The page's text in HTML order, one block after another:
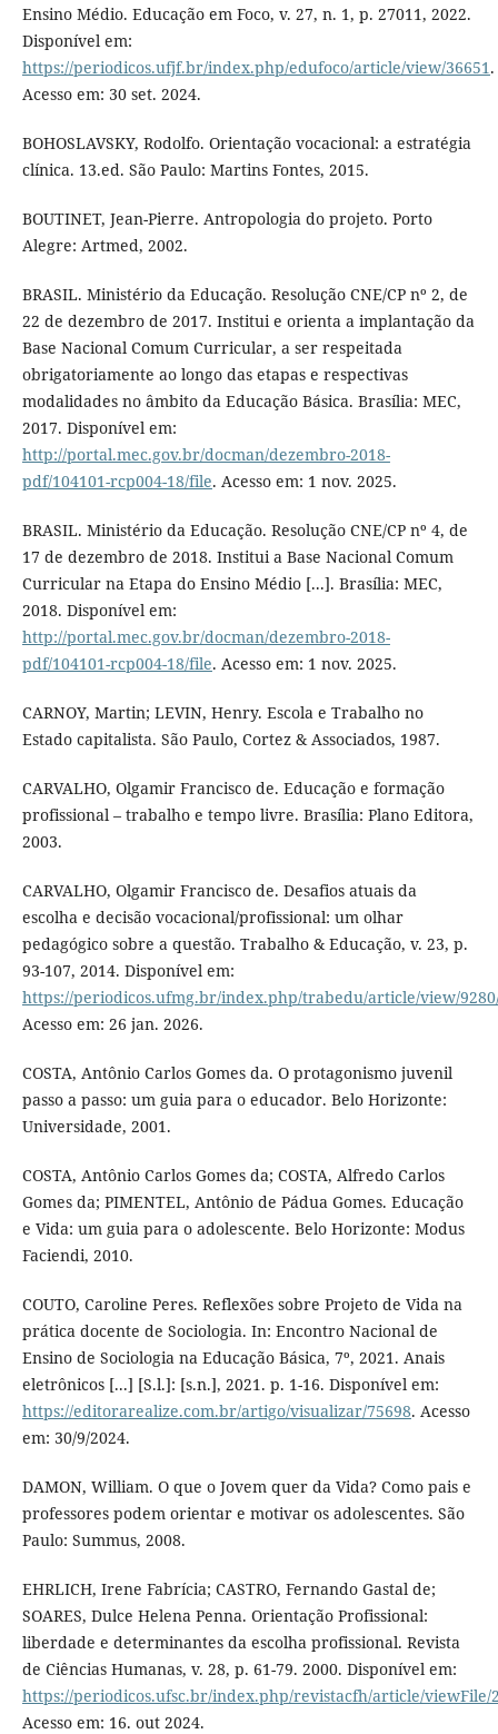
Ensino Médio. Educação em Foco, v. 27, n. 1, p. 27011, 2022.
Disponível em:
https://periodicos.ufjf.br/index.php/edufoco/article/view/36651.
Acesso em: 30 set. 2024.
BOHOSLAVSKY, Rodolfo. Orientação vocacional: a estratégia
clínica. 13.ed. São Paulo: Martins Fontes, 2015.
BOUTINET, Jean-Pierre. Antropologia do projeto. Porto
Alegre: Artmed, 2002.
BRASIL. Ministério da Educação. Resolução CNE/CP nº 2, de
22 de dezembro de 2017. Institui e orienta a implantação da
Base Nacional Comum Curricular, a ser respeitada
obrigatoriamente ao longo das etapas e respectivas
modalidades no âmbito da Educação Básica. Brasília: MEC,
2017. Disponível em:
http://portal.mec.gov.br/docman/dezembro-2018-
pdf/104101-rcp004-18/file. Acesso em: 1 nov. 2025.
BRASIL. Ministério da Educação. Resolução CNE/CP nº 4, de
17 de dezembro de 2018. Institui a Base Nacional Comum
Curricular na Etapa do Ensino Médio [...]. Brasília: MEC,
2018. Disponível em:
http://portal.mec.gov.br/docman/dezembro-2018-
pdf/104101-rcp004-18/file. Acesso em: 1 nov. 2025.
CARNOY, Martin; LEVIN, Henry. Escola e Trabalho no
Estado capitalista. São Paulo, Cortez & Associados, 1987.
CARVALHO, Olgamir Francisco de. Educação e formação
profissional – trabalho e tempo livre. Brasília: Plano Editora,
2003.
CARVALHO, Olgamir Francisco de. Desafios atuais da
escolha e decisão vocacional/profissional: um olhar
pedagógico sobre a questão. Trabalho & Educação, v. 23, p.
93-107, 2014. Disponível em:
https://periodicos.ufmg.br/index.php/trabedu/article/view/
Acesso em: 26 jan. 2026.
COSTA, Antônio Carlos Gomes da. O protagonismo juvenil
passo a passo: um guia para o educador. Belo Horizonte:
Universidade, 2001.
COSTA, Antônio Carlos Gomes da; COSTA, Alfredo Carlos
Gomes da; PIMENTEL, Antônio de Pádua Gomes. Educação
e Vida: um guia para o adolescente. Belo Horizonte: Modus
Faciendi, 2010.
COUTO, Caroline Peres. Reflexões sobre Projeto de Vida na
prática docente de Sociologia. In: Encontro Nacional de
Ensino de Sociologia na Educação Básica, 7º, 2021. Anais
eletrônicos [...] [S.l.]: [s.n.], 2021. p. 1-16. Disponível em:
https://editorarealize.com.br/artigo/visualizar/75698. Acesso
em: 30/9/2024.
DAMON, William. O que o Jovem quer da Vida? Como pais e
professores podem orientar e motivar os adolescentes. São
Paulo: Summus, 2008.
EHRLICH, Irene Fabrícia; CASTRO, Fernando Gastal de;
SOARES, Dulce Helena Penna. Orientação Profissional:
liberdade e determinantes da escolha profissional. Revista
de Ciências Humanas, v. 28, p. 61-79. 2000. Disponível em:
https://periodicos.ufsc.br/index.php/revistacfh/article/viewFile/
Acesso em: 16. out 2024.